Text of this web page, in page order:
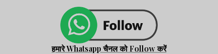
हमारे Whatsapp चैनल को Follow करें